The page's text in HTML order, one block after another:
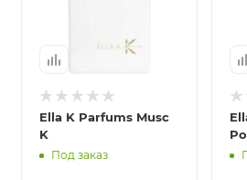
Ella K Parfums Musc
K
Под заказ